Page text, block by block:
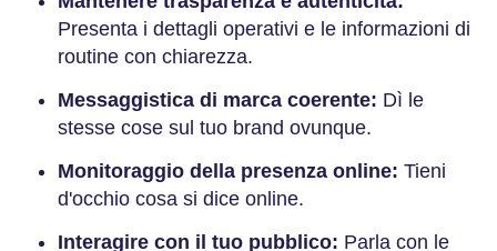
Presenta i dettagli operativi e le informazioni di
routine con chiarezza.
Messaggistica di marca coerente: Dì le
stesse cose sul tuo brand ovunque.
Monitoraggio della presenza online: Tieni
d'occhio cosa si dice online.
Interagire con il tuo pubblico: Parla con le